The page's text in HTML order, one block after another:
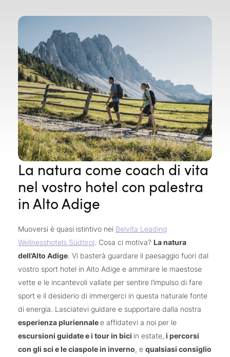
La natura come coach di vita
nel vostro hotel con palestra
in Alto Adige
Muoversi è quasi istintivo nei Belvita Leading
Wellnesshotels Südtirol. Cosa ci motiva? La natura
dell’Alto Adige. Vi basterà guardare il paesaggio fuori dal
vostro sport hotel in Alto Adige e ammirare le maestose
vette e le incantevoli vallate per sentire l’impulso di fare
sport e il desiderio di immergerci in questa naturale fonte
di energia. Lasciatevi guidare e supportare dalla nostra
esperienza pluriennalee affidatevi a noi per le
escursioni guidate e i tour in bici in estate, i percorsi
con gli sci e le ciaspole in inverno, e qualsiasi consiglio